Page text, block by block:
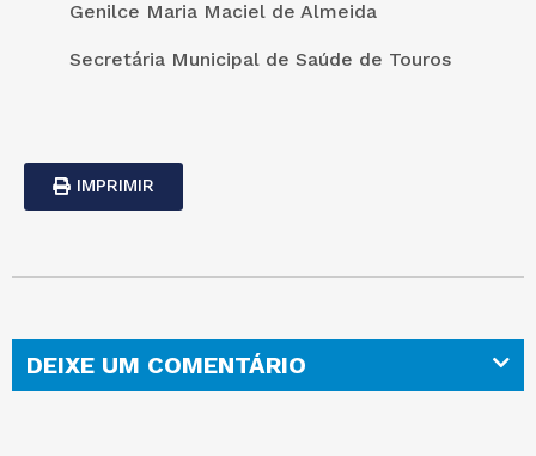
Genilce Maria Maciel de Almeida
Secretária Municipal de Saúde de Touros
IMPRIMIR
DEIXE UM COMENTÁRIO